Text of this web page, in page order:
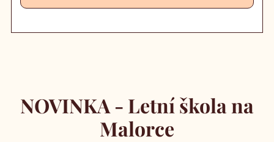
NOVINKA - Letní škola na
Malorce